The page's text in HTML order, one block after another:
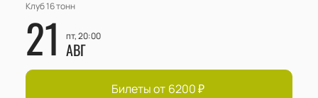
Клуб 16 тонн
21 пт, 20:00
АВГ
Билеты от 6200₽